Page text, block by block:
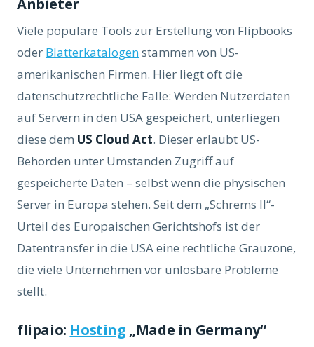
Anbieter
Viele populare Tools zur Erstellung von Flipbooks
oder Blatterkatalogenstammen von US-
amerikanischen Firmen. Hier liegt oft die
datenschutzrechtliche Falle: Werden Nutzerdaten
auf Servern in den USA gespeichert, unterliegen
diese dem US Cloud Act. Dieser erlaubt US-
Behorden unter Umstanden Zugriff auf
gespeicherte Daten – selbst wenn die physischen
Server in Europa stehen. Seit dem „Schrems II“-
Urteil des Europaischen Gerichtshofs ist der
Datentransfer in die USA eine rechtliche Grauzone,
die viele Unternehmen vor unlosbare Probleme
stellt.
flipaio: Hosting „Made in Germany“